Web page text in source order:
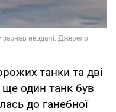
танки та дві
один танк був
до ганебної